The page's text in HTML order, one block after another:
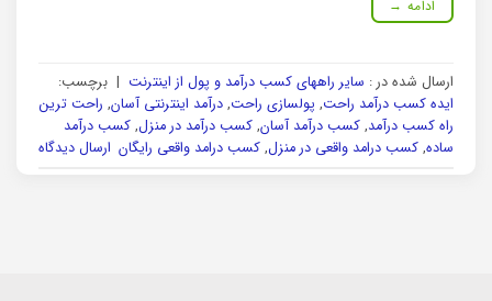
ادامه →
ارسال شده در : سایر راههای کسب درآمد و پول از اینترنت | برچسب:
ایده کسب درآمد راحت, پولسازی راحت, درآمد اینترنتی آسان, راحت ترین
راه کسب درآمد, کسب درآمد آسان, کسب درآمد در منزل, کسب درآمد
ساده, کسب درامد واقعی در منزل, کسب درامد واقعی رایگان ارسال دیدگاه